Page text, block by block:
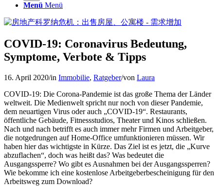
Menü Menü
COVID-19: Coronavirus Bedeutung,
Symptome, Verbote & Tipps
16. April 2020/in Immobilie, Ratgeber/von Laura
COVID-19: Die Corona-Pandemie ist das große Thema der Länder
weltweit. Die Medienwelt spricht nur noch von dieser Pandemie,
dem neuartigen Virus oder auch „COVID-19“. Restaurants,
öffentliche Gebäude, Fitnessstudios, Theater und Kinos schließen.
Nach und nach betrifft es auch immer mehr Firmen und Arbeitgeber,
die notgedrungen auf Home-Office umfunktionieren müssen. Wir
haben hier das wichtigste in Kürze. Das Ziel ist es jetzt, die „Kurve
abzuflachen“, doch was heißt das? Was bedeutet die
Ausgangssperre? Wo gibt es Ausnahmen bei der Ausgangssperren?
Wie bekomme ich eine kostenlose Arbeitgeberbescheinigung für den
Arbeitsweg zum Download?